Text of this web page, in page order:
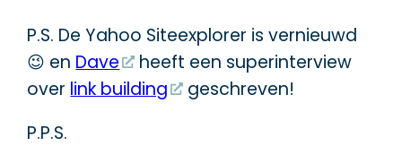
P.S. De Yahoo Siteexplorer is vernieuwd
😉 en Dave
heeft een superinterview
over link building
geschreven!
P.P.S.